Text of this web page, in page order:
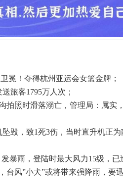
冕！夺得杭州亚运会女篮金牌；
旅客1795万人次；
拍照时滑落溺亡，管理局：属实
毁，致1死3伤，当时直升机正
暴雨，登陆时最大风力15级，已
台风”小犬”或将带来强降雨，要